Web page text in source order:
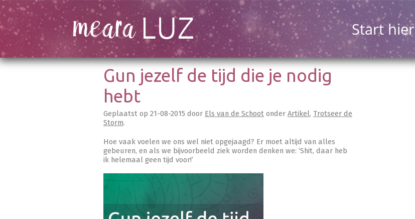
Start hier
Gun jezelf de tijd die je nodig
hebt
Geplaatst op 21-08-2015 door Els van de Schoot onder Artikel, Trotseer de
Storm.
Hoe vaak voelen we ons wel niet opgejaagd? Er moet altijd van alles
gebeuren, en als we bijvoorbeeld ziek worden denken we: ‘Shit, daar heb
ik helemaal geen tijd voor!’